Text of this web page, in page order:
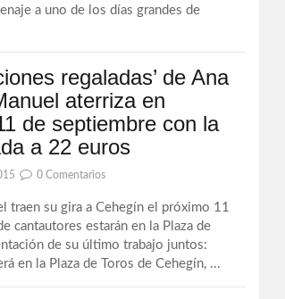
a uno de los días grandes de
regaladas’ de Ana
aterriza en
de septiembre con la
a 22 euros
0 Comentarios
traen su gira a Cehegín el próximo 11
cantautores estarán en la Plaza de
de su último trabajo juntos:
en la Plaza de Toros de Cehegín, ...